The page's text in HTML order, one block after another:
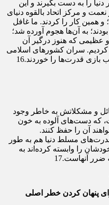
دنیا را به دست بگیرند و این
و مركز اتحاد بالقوه‌ دنیاى
و همین كار را كردند. ما غافل
به آن‌ها هجوم آورده شد؛
عظیمى كه هنوز درگیر آن
كردیم. سران كشورهاى اسلامى
قدرت‌ها را خوردند.16
و مشكلاتش به خاطر وجود
كه دست‌هاى آلوده به خون
آن را حفظ كنند.
مسلط دنیا هم به طور
را وابسته كرده‌اند به
آنهاست.17
پنهان کردن خطر اصلی